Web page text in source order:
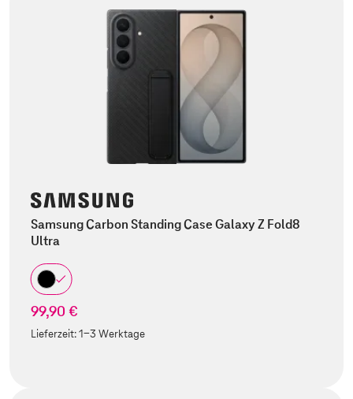
Samsung Carbon Standing Case Galaxy Z Fold8
Ultra
99,90 €
Lieferzeit:1-3 Werktage